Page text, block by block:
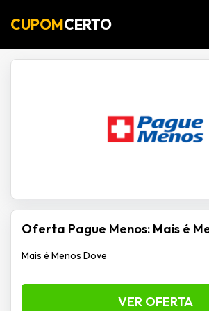
CUPOMCERTO
Oferta Pague Menos: Mais é
Mais é Menos Dove
VER OFERTA